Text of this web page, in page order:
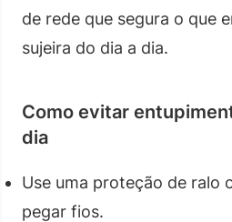
de rede que segura o que
sujeira do dia a dia.
Como evitar
dia
Use uma proteção de ralo
pegar fios.